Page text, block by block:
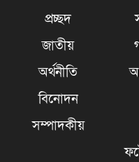
প্রচ্ছদ
জাতীয়
অর্থনীতি
বিনোদন
সম্পাদকীয়